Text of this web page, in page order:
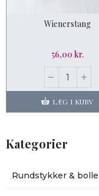
Wienerstang
56,00 kr.
LÆG I KURV
Kategorier
Rundstykker &